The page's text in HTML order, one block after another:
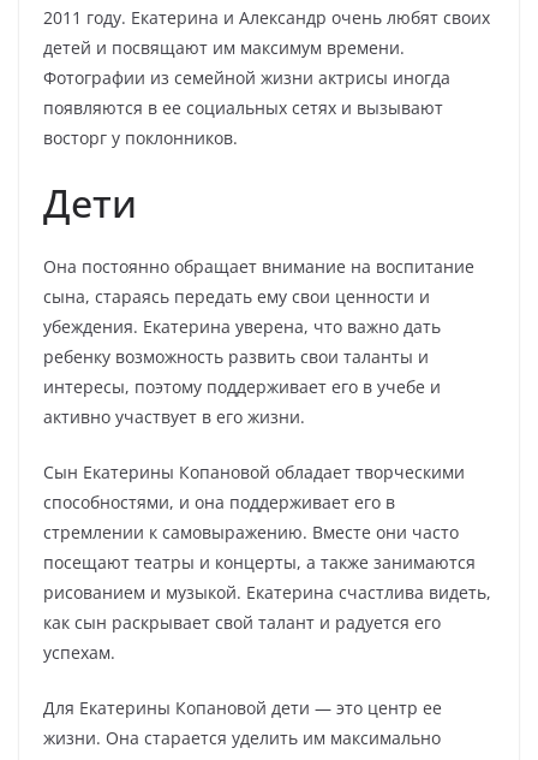
2011 году. Екатерина и Александр очень любят своих
детей и посвящают им максимум времени.
Фотографии из семейной жизни актрисы иногда
появляются в ее социальных сетях и вызывают
восторг у поклонников.
Дети
Она постоянно обращает внимание на воспитание
сына, стараясь передать ему свои ценности и
убеждения. Екатерина уверена, что важно дать
ребенку возможность развить свои таланты и
интересы, поэтому поддерживает его в учебе и
активно участвует в его жизни.
Сын Екатерины Копановой обладает творческими
способностями, и она поддерживает его в
стремлении к самовыражению. Вместе они часто
посещают театры и концерты, а также занимаются
рисованием и музыкой. Екатерина счастлива видеть,
как сын раскрывает свой талант и радуется его
успехам.
Для Екатерины Копановой дети — это центр ее
жизни. Она старается уделить им максимально